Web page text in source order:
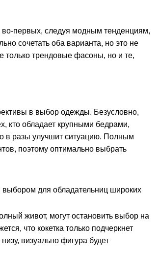
первых, следуя модным тенденциям,
сочетать оба варианта, но это не
только трендовые фасоны, но и те,
в выбор одежды. Безусловно,
кто обладает крупными бедрами,
в разы улучшит ситуацию. Полным
поэтому оптимально выбрать
выбором для обладательниц широких
живот, могут остановить выбор на
что кокетка только подчеркнет
визуально фигура будет